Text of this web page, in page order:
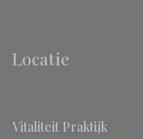
Locatie
Vitaliteit Praktijk